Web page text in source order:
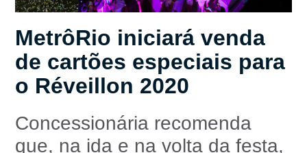
MetrôRio iniciará venda
de cartões especiais para
o Réveillon 2020
Concessionária recomenda
que, na ida e na volta da festa,